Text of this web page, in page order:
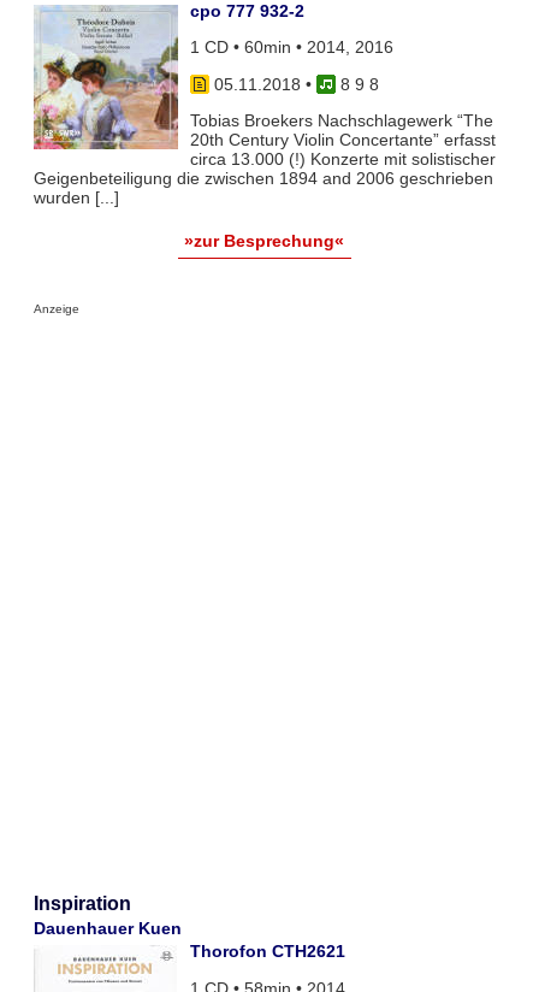
cpo 777 932-2
1 CD • 60min • 2014, 2016
05.11.2018 •
8 9 8
Tobias Broekers Nachschlagewerk “The
20th Century Violin Concertante” erfasst
circa 13.000 (!) Konzerte mit solistischer
Geigenbeteiligung die zwischen 1894 and 2006 geschrieben
wurden [...]
»zur Besprechung«
Anzeige
Inspiration
Dauenhauer Kuen
Thorofon CTH2621
1 CD • 58min • 2014